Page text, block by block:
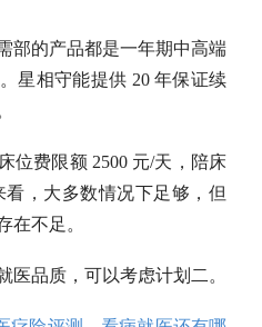
部的产品都是一年期中高端
星相守能提供 20 年保证续
位费限额 2500 元/天，陪床
看，大多数情况下足够，但
在不足。
医品质，可以考虑计划二。